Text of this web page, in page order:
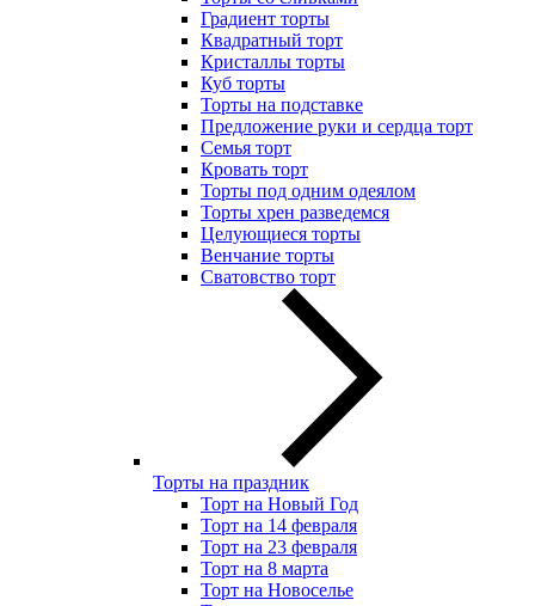
Градиент торты
Квадратный торт
Кристаллы торты
Куб торты
Торты на подставке
Предложение руки и сердца торт
Семья торт
Кровать торт
Торты под одним одеялом
Торты хрен разведемся
Целующиеся торты
Венчание торты
Сватовство торт
Торты на праздник
Торт на Новый Год
Торт на 14 февраля
Торт на 23 февраля
Торт на 8 марта
Торт на Новоселье